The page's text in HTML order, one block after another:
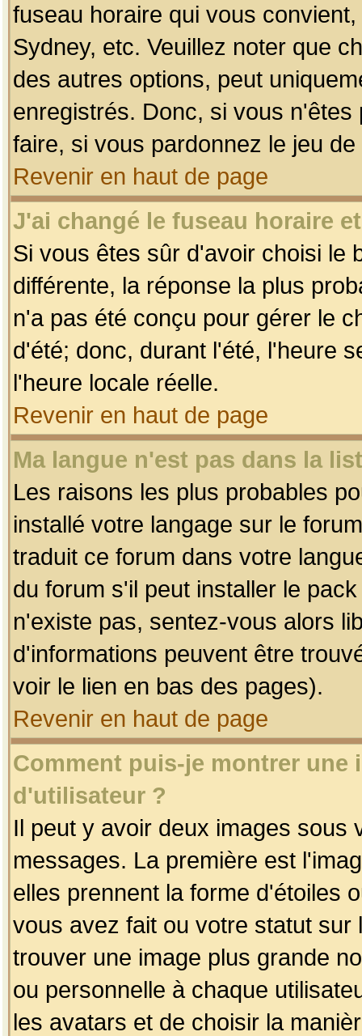
fuseau horaire qui vous
Sydney, etc. Veuillez noter que
des autres options, peut
enregistrés. Donc, si vous
faire, si vous pardonnez le jeu
Revenir en haut de page
J'ai changé le fuseau horaire
Si vous êtes sûr d'avoir choisi le
différente, la réponse la plus
n'a pas été conçu pour gérer le
d'été; donc, durant l'été, l'heure
l'heure locale réelle.
Revenir en haut de page
Ma langue n'est pas dans la
Les raisons les plus probables
installé votre langage sur le
traduit ce forum dans votre
du forum s'il peut installer le
n'existe pas, sentez-vous alors
d'informations peuvent être
voir le lien en bas des pages).
Revenir en haut de page
Comment puis-je montrer une
d'utilisateur ?
Il peut y avoir deux images sous
messages. La première est
elles prennent la forme d'étoiles
vous avez fait ou votre statut
trouver une image plus grande
ou personnelle à chaque
les avatars et de choisir la